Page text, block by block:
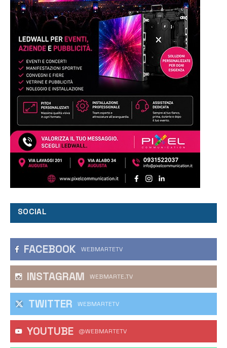
SOCIAL
FACEBOOK WEBMARTETV
INSTAGRAM WEBMARTE.TV
TWITTER WEBMARTETV
YOUTUBE @WEBMARTETV